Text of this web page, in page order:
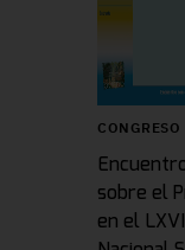
CONGRESO
sobre el
en el